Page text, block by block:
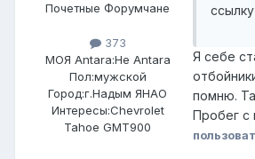
Почетные Форумчане
373
МОЯ Antara:Не Antara
Пол:мужской
Город:г.Надым ЯНАО
Интересы:Chevrolet
Tahoe GMT900
Я себе
помню.
Пробег с